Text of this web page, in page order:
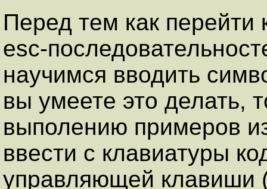
Перед тем как
esc-
научимся вводить
вы умеете это делать,
выполению примеров
ввести с клавиатуры
управляющей клавиши